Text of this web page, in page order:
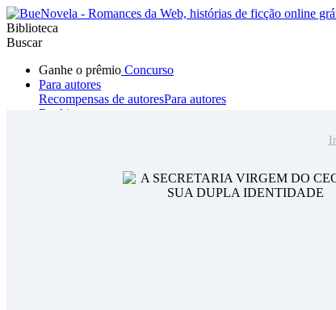
Biblioteca
Buscar
Ganhe o prêmio Concurso
Para autores
Recompensas de autoresPara autores
Ranking
Hombre loboMafiaSistemaFantasía